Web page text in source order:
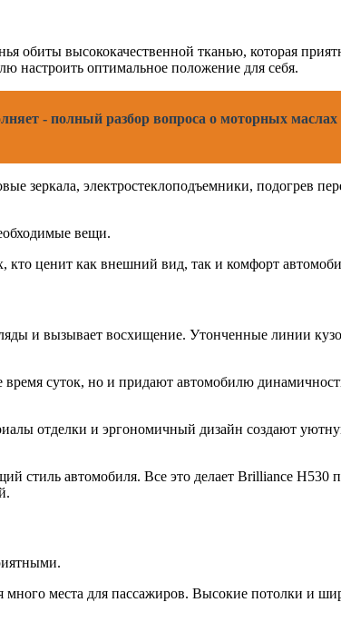
высококачественной тканью, которая
настроить оптимальное положение для себя.
- полный разбор вопроса о моторных маслах
зеркала, электростеклоподъемники, подогрев
вещи.
кто ценит как внешний вид, так и комфорт
и вызывает восхищение. Утонченные линии
суток, но и придают автомобилю
отделки и эргономичный дизайн создают
стиль автомобиля. Все это делает Brilliance H530
много места для пассажиров. Высокие потолки и